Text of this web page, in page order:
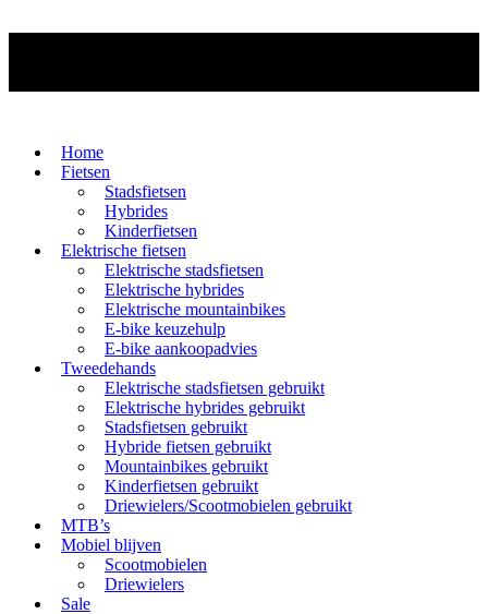
Home
Fietsen
Stadsfietsen
Hybrides
Kinderfietsen
Elektrische fietsen
Elektrische stadsfietsen
Elektrische hybrides
Elektrische mountainbikes
E-bike keuzehulp
E-bike aankoopadvies
Tweedehands
Elektrische stadsfietsen gebruikt
Elektrische hybrides gebruikt
Stadsfietsen gebruikt
Hybride fietsen gebruikt
Mountainbikes gebruikt
Kinderfietsen gebruikt
Driewielers/Scootmobielen gebruikt
MTB’s
Mobiel blijven
Scootmobielen
Driewielers
Sale